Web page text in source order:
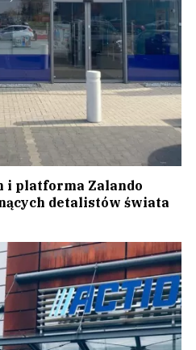
i platforma Zalando
detalistów świata